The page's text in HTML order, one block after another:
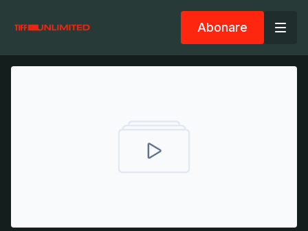
Abonare